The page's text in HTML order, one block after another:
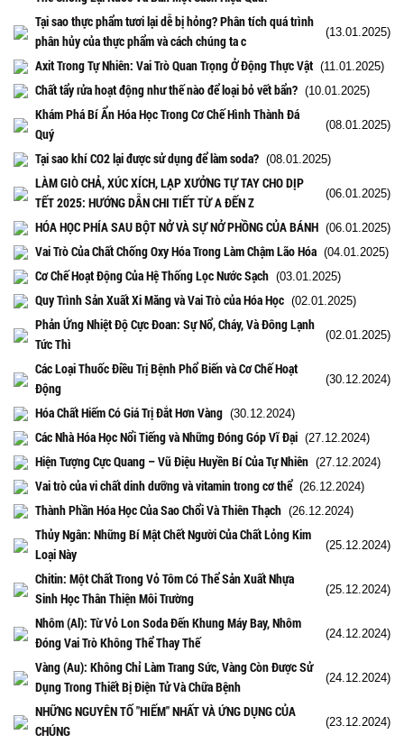
Tại sao thực phẩm tươi lại dễ bị hỏng? Phân tích quá trình
phân hủy của thực phẩm và cách chúng ta c
(13.01.2025)
Axit Trong Tự Nhiên: Vai Trò Quan Trọng Ở Động Thực Vật (11.01.2025)
Chất tẩy rửa hoạt động như thế nào để loại bỏ vết bẩn? (10.01.2025)
Khám Phá Bí Ẩn Hóa Học Trong Cơ Chế Hình Thành Đá
Quý
(08.01.2025)
Tại sao khí CO2 lại được sử dụng để làm soda? (08.01.2025)
LÀM GIÒ CHẢ, XÚC XÍCH, LẠP XƯỞNG TỰ TAY CHO DỊP
TẾT 2025: HƯỚNG DẪN CHI TIẾT TỪ A ĐẾN Z
(06.01.2025)
HÓA HỌC PHÍA SAU BỘT NỞ VÀ SỰ NỞ PHỒNG CỦA BÁNH (06.01.2025)
Vai Trò Của Chất Chống Oxy Hóa Trong Làm Chậm Lão Hóa (04.01.2025)
Cơ Chế Hoạt Động Của Hệ Thống Lọc Nước Sạch (03.01.2025)
Quy Trình Sản Xuất Xi Măng và Vai Trò của Hóa Học (02.01.2025)
Phản Ứng Nhiệt Độ Cực Đoan: Sự Nổ, Cháy, Và Đông Lạnh
Tức Thì
(02.01.2025)
Các Loại Thuốc Điều Trị Bệnh Phổ Biến và Cơ Chế Hoạt
Động
(30.12.2024)
Hóa Chất Hiếm Có Giá Trị Đắt Hơn Vàng (30.12.2024)
Các Nhà Hóa Học Nổi Tiếng và Những Đóng Góp Vĩ Đại (27.12.2024)
Hiện Tượng Cực Quang – Vũ Điệu Huyền Bí Của Tự Nhiên (27.12.2024)
Vai trò của vi chất dinh dưỡng và vitamin trong cơ thể(26.12.2024)
Thành Phần Hóa Học Của Sao Chổi Và Thiên Thạch (26.12.2024)
Thủy Ngân: Những Bí Mật Chết Người Của Chất Lỏng Kim
Loại Này
(25.12.2024)
Chitin: Một Chất Trong Vỏ Tôm Có Thể Sản Xuất Nhựa
Sinh Học Thân Thiện Môi Trường
(25.12.2024)
Nhôm (Al): Từ Vỏ Lon Soda Đến Khung Máy Bay, Nhôm
Đóng Vai Trò Không Thể Thay Thế
(24.12.2024)
Vàng (Au): Không Chỉ Làm Trang Sức, Vàng Còn Được Sử
Dụng Trong Thiết Bị Điện Tử Và Chữa Bệnh
(24.12.2024)
NHỮNG NGUYÊN TỐ "HIẾM" NHẤT VÀ ỨNG DỤNG CỦA
CHÚNG
(23.12.2024)